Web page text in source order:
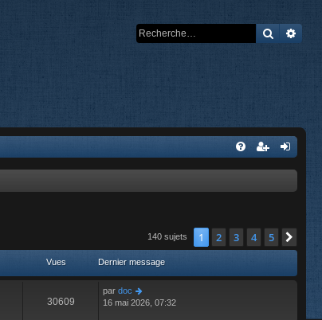
140 sujets 1 2 3 4 5
Vues Dernier message
30609
par doc
16 mai 2026, 07:32